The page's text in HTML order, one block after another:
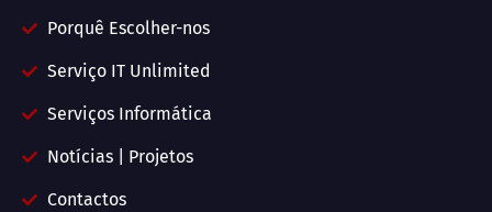
Porquê Escolher-nos
Serviço IT Unlimited
Serviços Informática
Notícias | Projetos
Contactos